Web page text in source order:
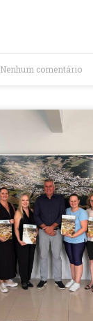
Nenhum comentário